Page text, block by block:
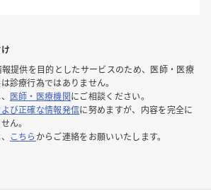
提供を目的としたサービスのため、医師・医療
診療行為ではありません。
医師・医療機関 にご相談ください。
び正確な情報発信に努めますが、内容を完全に
ん。
こちら からご連絡をお願いいたします。